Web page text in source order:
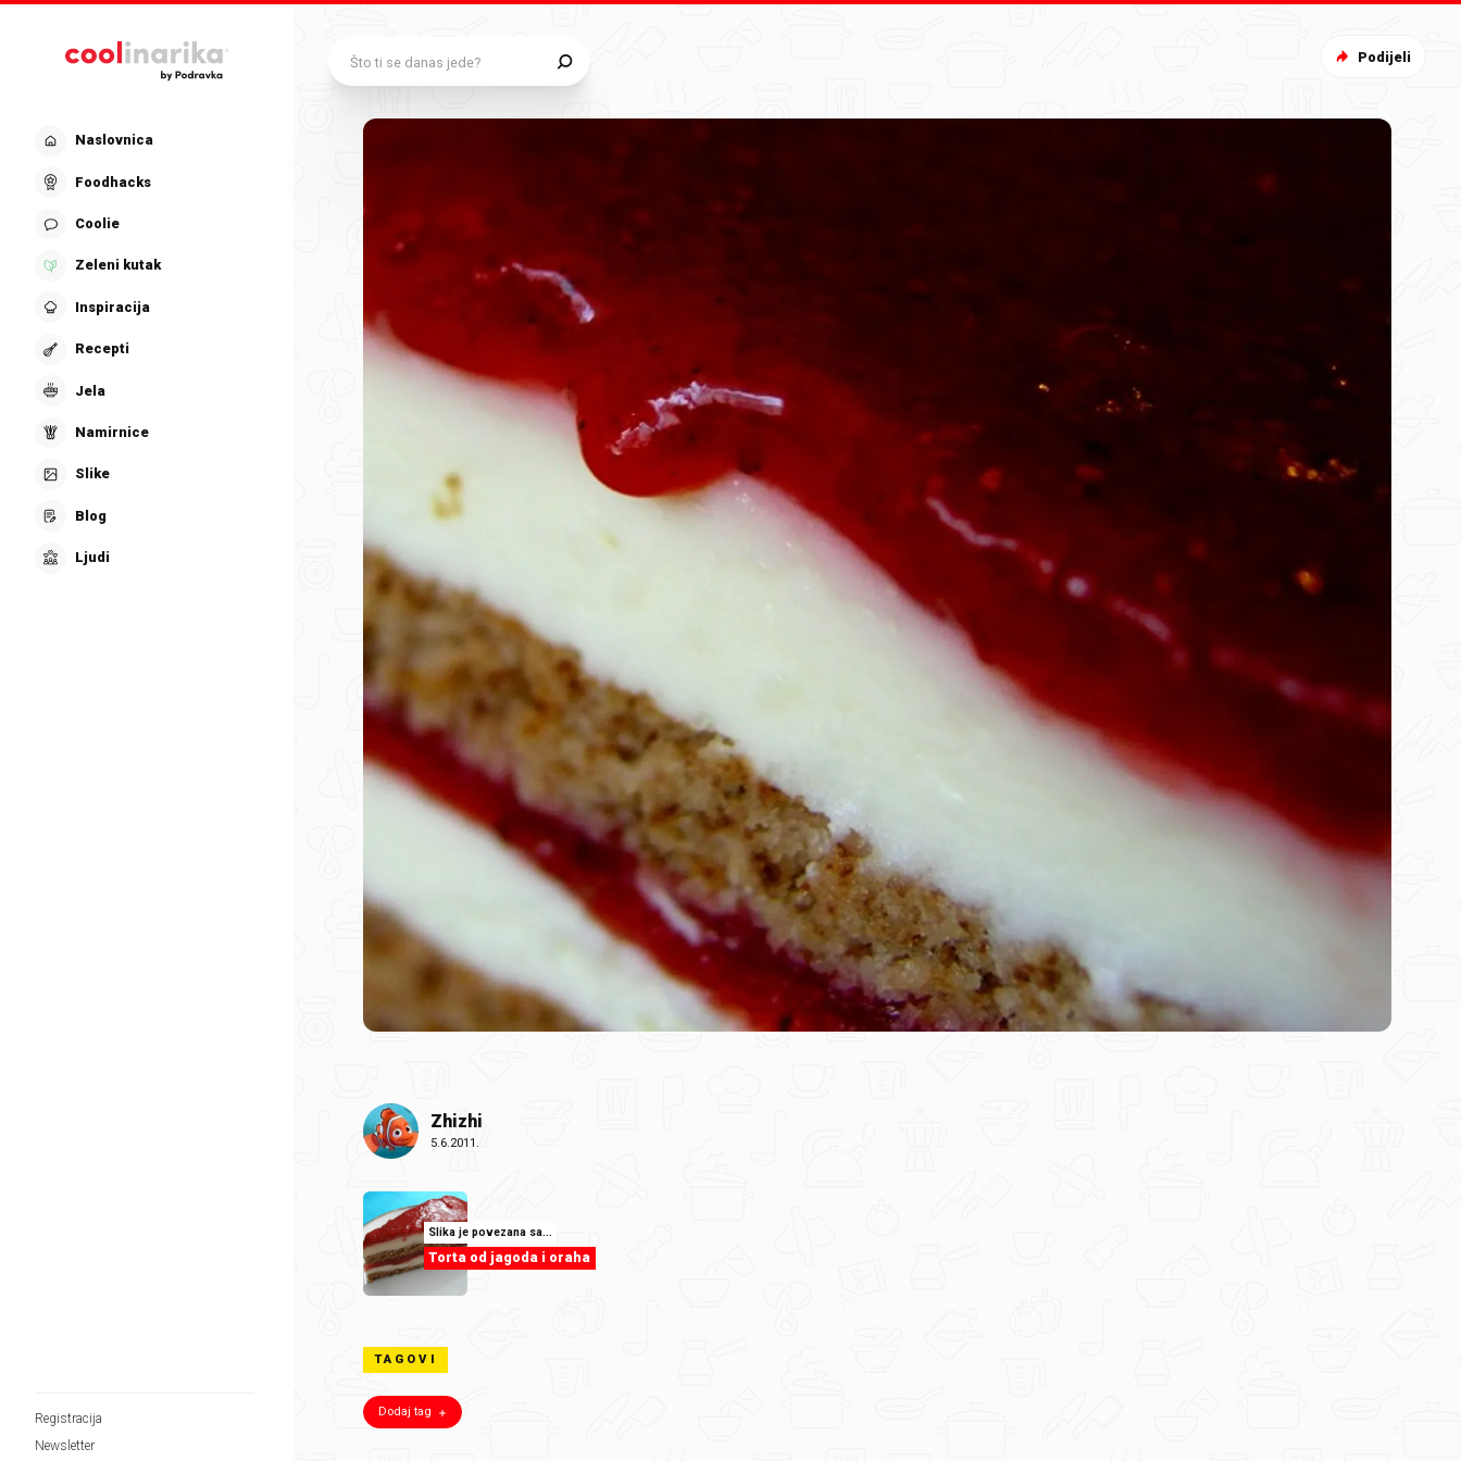
Naslovnica
Foodhacks
Coolie
Zeleni kutak
Inspiracija
Recepti
Jela
Namirnice
Slike
Blog
Ljudi
Registracija
Newsletter
Podijeli
Zhizhi
5.6.2011.
Slika je povezana sa...
Torta od jagoda i oraha
TAGOVI
Dodaj tag
Što ti se danas jede?